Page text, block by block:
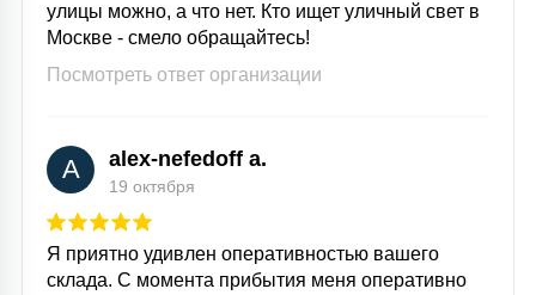
улицы можно, а что нет. Кто ищет уличный свет в
Москве - смело обращайтесь!
Посмотреть ответ организации
A alex-nefedoff a.
19 октября
Я приятно удивлен оперативностью вашего
склада. С момента прибытия меня оперативно